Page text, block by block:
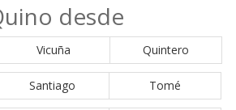
desde
Vicuña Quintero
Santiago Tomé